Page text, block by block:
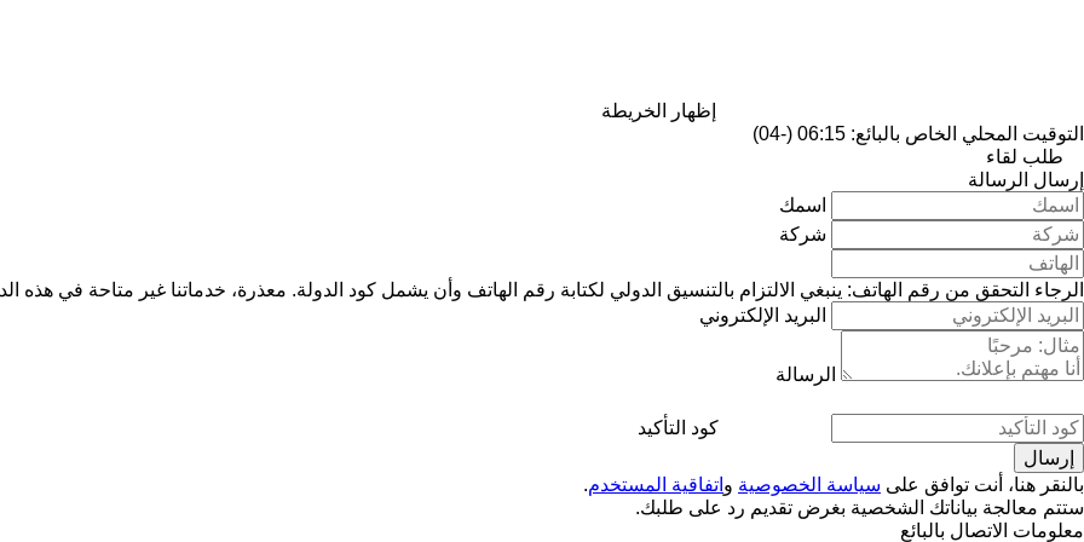
إظهار الخريطة
التوقيت المحلي الخاص بالبائع: 06:15 (-04)
طلب لقاء
إرسال الرسالة
اسمك
شركة
الرجاء التحقق من رقم الهاتف: ينبغي الالتزام بالتنسيق الدولي لكتابة رقم الهاتف وأن يشمل كود الدولة. معذرة، خدماتنا غير متاحة في هذه
البريد الإلكتروني
الرسالة
كود التأكيد
بالنقر هنا، أنت توافق على سياسة الخصوصية و اتفاقية المستخدم.
ستتم معالجة بياناتك الشخصية بغرض تقديم رد على طلبك.
معلومات الاتصال بالبائع